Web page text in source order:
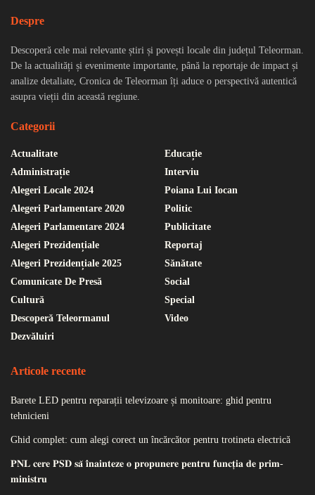
Despre
Descoperă cele mai relevante știri și povești locale din județul Teleorman.
De la actualități și evenimente importante, până la reportaje de impact și
analize detaliate, Cronica de Teleorman îți aduce o perspectivă autentică
asupra vieții din această regiune.
Categorii
Actualitate
Administrație
Alegeri Locale 2024
Alegeri Parlamentare 2020
Alegeri Parlamentare 2024
Alegeri Prezidențiale
Alegeri Prezidențiale 2025
Comunicate De Presă
Cultură
Descoperă Teleormanul
Dezvăluiri
Educație
Interviu
Poiana Lui Iocan
Politic
Publicitate
Reportaj
Sănătate
Social
Special
Video
Articole recente
Barete LED pentru reparații televizoare și monitoare: ghid pentru
tehnicieni
Ghid complet: cum alegi corect un încărcător pentru trotineta electrică
𝐏𝐍𝐋 𝐜𝐞𝐫𝐞 𝐏𝐒𝐃 𝐬𝐚̆ 𝐢̂𝐧𝐚𝐢𝐧𝐭𝐞𝐳𝐞 𝐨 𝐩𝐫𝐨𝐩𝐮𝐧𝐞𝐫𝐞 𝐩𝐞𝐧𝐭𝐫𝐮 𝐟𝐮𝐧𝐜𝐭̦𝐢𝐚 𝐝𝐞 𝐩𝐫𝐢𝐦-
𝐦𝐢𝐧𝐢𝐬𝐭𝐫𝐮